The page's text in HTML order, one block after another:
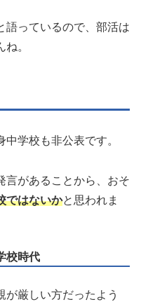
語っているので、部活は
。
学校も非公表です。
言があることから、おそ
ではないかと思われま
校時代
が厳しい方だったよう